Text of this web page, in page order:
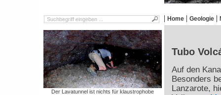
Home Geologie
Der Lavatunnel ist nichts für klaustrophobe
Tubo
Auf den
Besonders
Lanzarote,